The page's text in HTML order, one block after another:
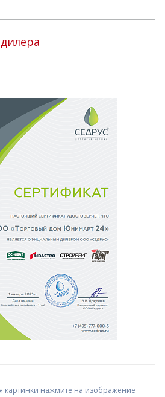
картинки нажмите на изображение